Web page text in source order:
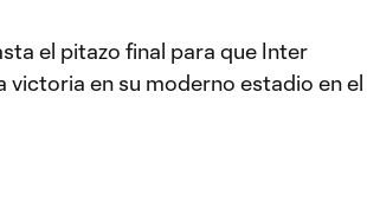
el pitazo final para que Inter
en su moderno estadio en el